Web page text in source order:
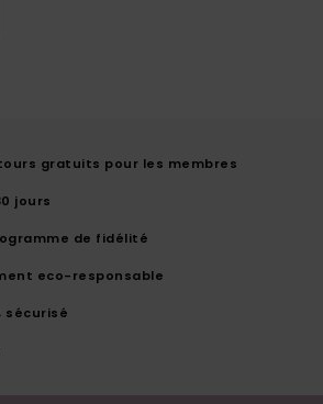
gratuits pour les membres
jours
de fidélité
eco-responsable
sécurisé